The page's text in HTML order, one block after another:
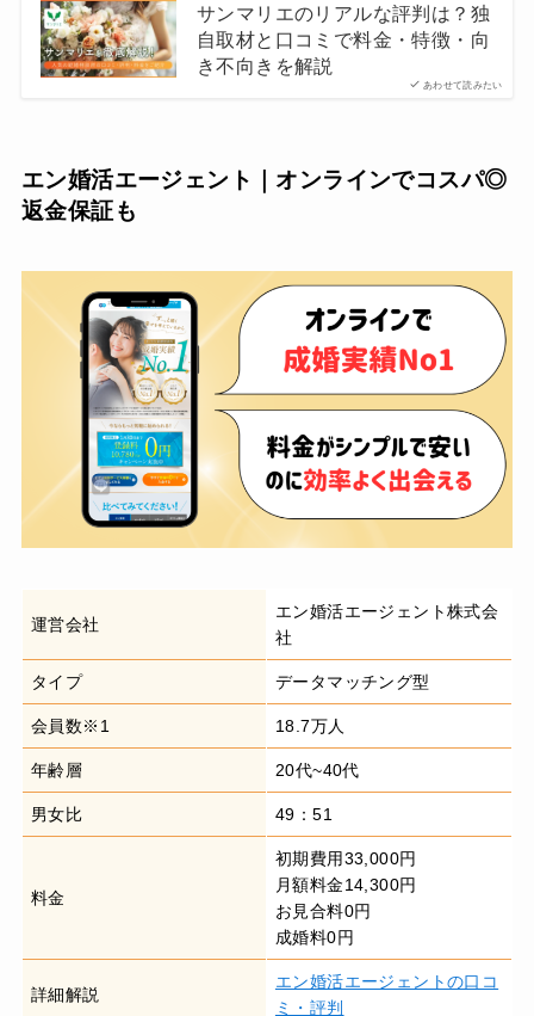
あわせて読みたい
サンマリエのリアルな評判は？独
自取材と口コミで料金・特徴・向
き不向きを解説
エン婚活エージェント｜オンラインでコスパ◎
返金保証も
運営会社
エン婚活エージェント株式会
社
タイプ データマッチング型
会員数※1 18.7万人
年齢層 20代~40代
男女比 49：51
料金
初期費用33,000円
月額料金14,300円
お見合料0円
成婚料0円
詳細解説
エン婚活エージェントの口コ
ミ・評判